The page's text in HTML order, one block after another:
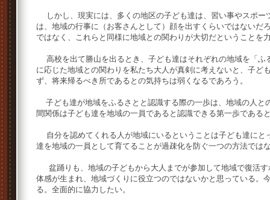
しかし、現実には、多くの地区の子ども達は、習い事やスポー
は、地域の行事に（お客さんとして）顔を出すくらいではないだ
ではなく、これらと同様に地域との関わりが大切だということを
高校を出て勝山を出るとき、子ども達はそれぞれの地域を「ふ
に応じた地域との関わりを私たち大人が真剣に考えないと、子ど
ず、将来帰るべき所であるとの気持ちは弱くなるであろう。
子ども達が地域をふるさとと認識する際の一歩は、地域の人と
間関係は子ども達を地域の一員であると認識できる第一歩である
自分を認めてくれる人が地域にいるということは子ども達にと
達を地域の一員として育てることが過疎化を防ぐ一つの方法では
盆踊りも、地域の子どもから大人までが参加して地域で復活
体感が生まれ、地域づくりに役立つのではないかと思っている。
る。全面的に協力したい。